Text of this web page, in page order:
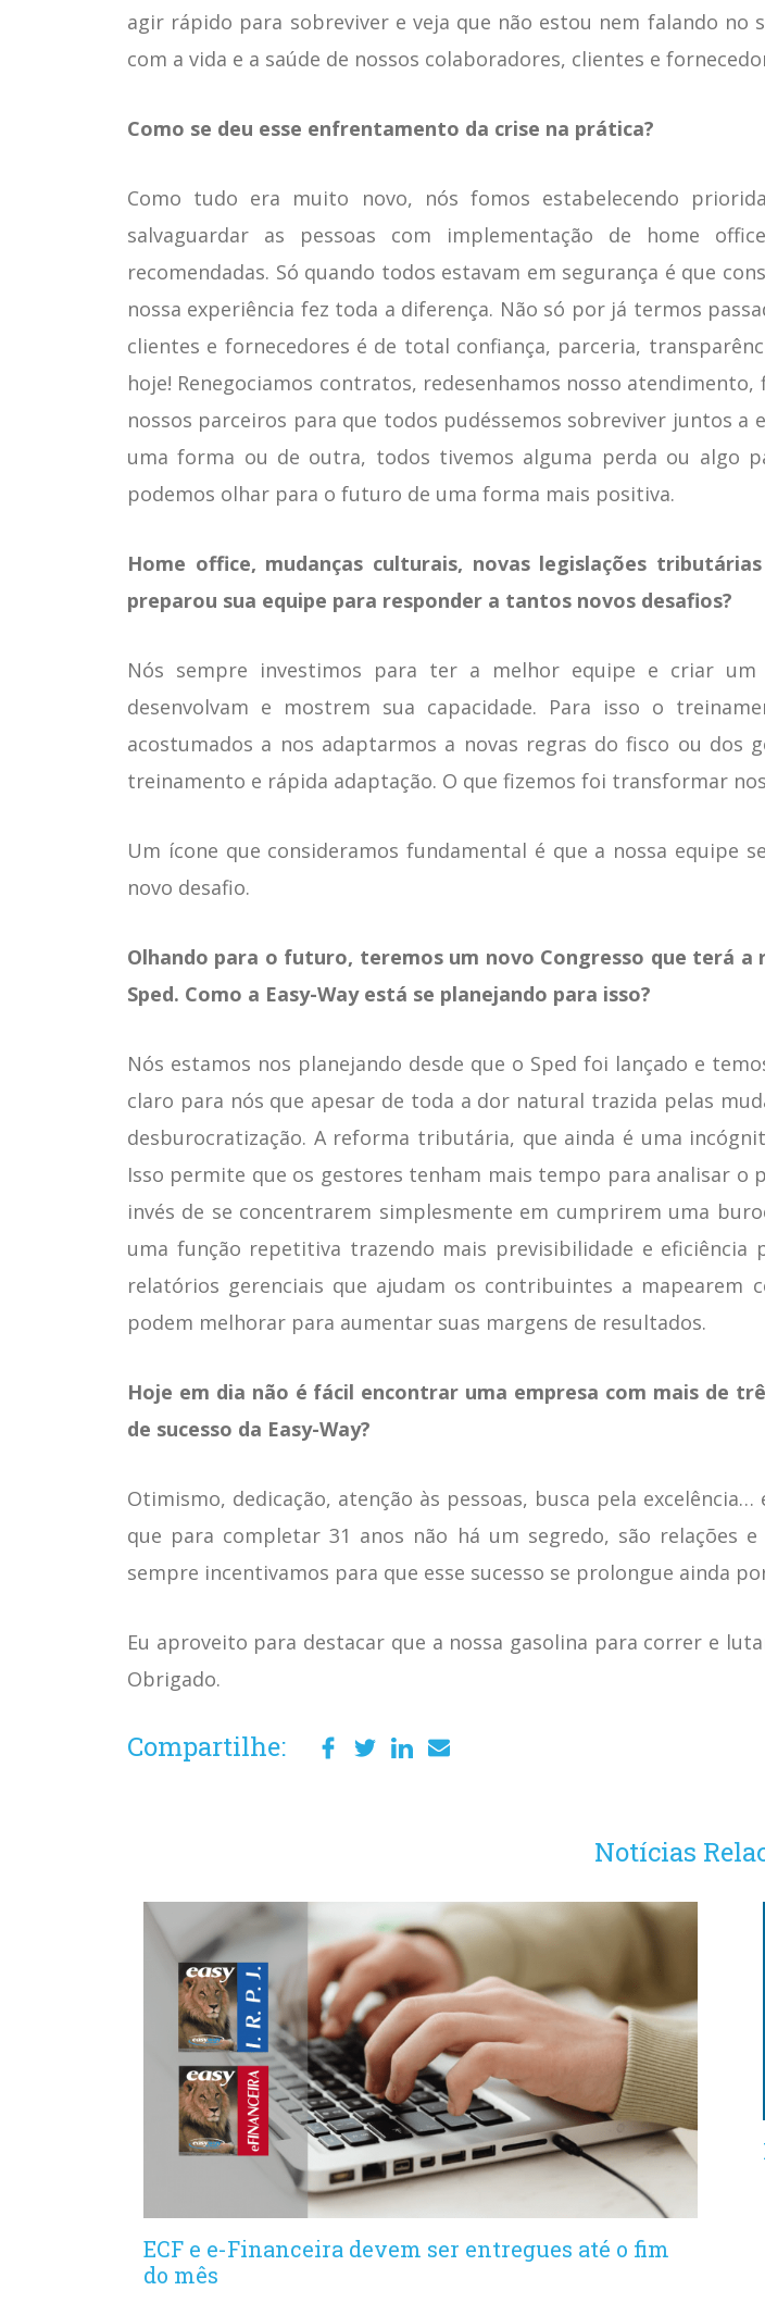
agir rápido para sobreviver e veja que não estou nem falando
com a vida e a saúde de nossos colaboradores, clientes e
Como se deu esse enfrentamento da crise na prática?
Como tudo era muito novo, nós fomos estabelecendo
salvaguardar as pessoas com implementação de home
recomendadas. Só quando todos estavam em segurança é que
nossa experiência fez toda a diferença. Não só por já termos
clientes e fornecedores é de total confiança, parceria,
hoje! Renegociamos contratos, redesenhamos nosso
nossos parceiros para que todos pudéssemos sobreviver juntos
uma forma ou de outra, todos tivemos alguma perda ou algo
podemos olhar para o futuro de uma forma mais positiva.
Home office, mudanças culturais, novas legislações
preparou sua equipe para responder a tantos novos desafios?
Nós sempre investimos para ter a melhor equipe e criar
desenvolvam e mostrem sua capacidade. Para isso o
acostumados a nos adaptarmos a novas regras do fisco ou dos
treinamento e rápida adaptação. O que fizemos foi transformar
Um ícone que consideramos fundamental é que a nossa
novo desafio.
Olhando para o futuro, teremos um novo Congresso que terá
Sped. Como a Easy-Way está se planejando para isso?
Nós estamos nos planejando desde que o Sped foi lançado e
claro para nós que apesar de toda a dor natural trazida pelas
desburocratização. A reforma tributária, que ainda é uma
Isso permite que os gestores tenham mais tempo para analisar
invés de se concentrarem simplesmente em cumprirem uma
uma função repetitiva trazendo mais previsibilidade e eficiência
relatórios gerenciais que ajudam os contribuintes a
podem melhorar para aumentar suas margens de resultados.
Hoje em dia não é fácil encontrar uma empresa com mais de
de sucesso da Easy-Way?
Otimismo, dedicação, atenção às pessoas, busca pela
que para completar 31 anos não há um segredo, são relações
sempre incentivamos para que esse sucesso se prolongue ainda
Eu aproveito para destacar que a nossa gasolina para correr e
Obrigado.
Compartilhe:
Notícias
ECF e e-Financeira devem ser entregues até o fim
do mês